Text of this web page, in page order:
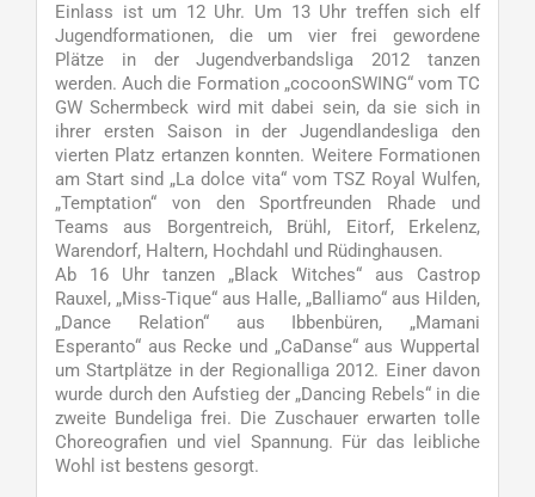
Einlass ist um 12 Uhr. Um 13 Uhr treffen sich elf
Jugendformationen, die um vier frei gewordene
Plätze in der Jugendverbandsliga 2012 tanzen
werden. Auch die Formation „cocoonSWING“ vom TC
GW Schermbeck wird mit dabei sein, da sie sich in
ihrer ersten Saison in der Jugendlandesliga den
vierten Platz ertanzen konnten. Weitere Formationen
am Start sind „La dolce vita“ vom TSZ Royal Wulfen,
„Temptation“ von den Sportfreunden Rhade und
Teams aus Borgentreich, Brühl, Eitorf, Erkelenz,
Warendorf, Haltern, Hochdahl und Rüdinghausen.
Ab 16 Uhr tanzen „Black Witches“ aus Castrop
Rauxel, „Miss-Tique“ aus Halle, „Balliamo“ aus Hilden,
„Dance Relation“ aus Ibbenbüren, „Mamani
Esperanto“ aus Recke und „CaDanse“ aus Wuppertal
um Startplätze in der Regionalliga 2012. Einer davon
wurde durch den Aufstieg der „Dancing Rebels“ in die
zweite Bundeliga frei. Die Zuschauer erwarten tolle
Choreografien und viel Spannung. Für das leibliche
Wohl ist bestens gesorgt.